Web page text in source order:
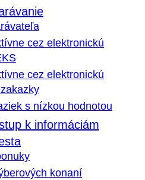
cez elektronickú
cez elektronickú
s nízkou hodnotou
k informáciám
konaní